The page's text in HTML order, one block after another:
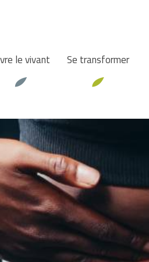
le vivant Se transformer